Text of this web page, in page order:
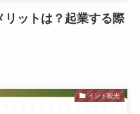
リットは？起業する際
インド観光